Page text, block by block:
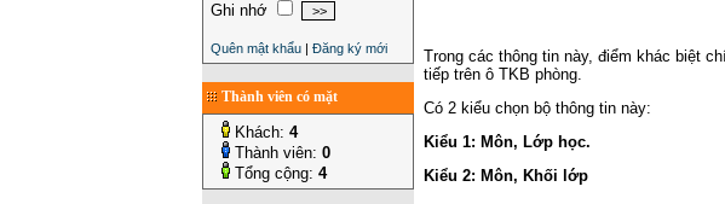
Ghi nhớ
Quên mật khẩu | Đăng ký mới
Thành viên có mặt
Khách: 4
Thành viên: 0
Tổng cộng: 4
Trong các thông tin này, điểm khác biệt
tiếp trên ô TKB phòng.
Có 2 kiểu chọn bộ thông tin này:
Kiểu 1: Môn, Lớp học.
Kiểu 2: Môn, Khối lớp